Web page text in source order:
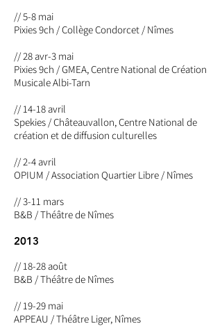
// 5-8 mai
Pixies 9ch / Collège Condorcet / Nîmes
// 28 avr-3 mai
Pixies 9ch / GMEA, Centre National de Création
Musicale Albi-Tarn
// 14-18 avril
Spekies / Châteauvallon, Centre National de
création et de diffusion culturelles
// 2-4 avril
OPIUM / Association Quartier Libre / Nîmes
// 3-11 mars
B&B / Théâtre de Nîmes
2013
// 18-28 août
B&B / Théâtre de Nîmes
// 19-29 mai
APPEAU / Théâtre Liger, Nîmes